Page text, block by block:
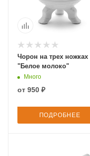
Чорон на трех ножках
"Белое молоко"
Много
от 950 ₽
ПОДРОБНЕЕ